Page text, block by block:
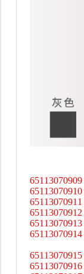
65113070909
65113070910
65113070911
65113070912
65113070913
65113070914
65113070915
65113070916